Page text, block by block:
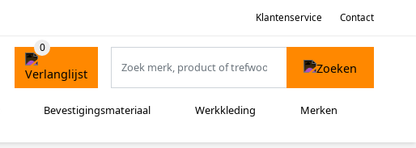
Klantenservice Contact
Bevestigingsmateriaal Werkkleding Merken